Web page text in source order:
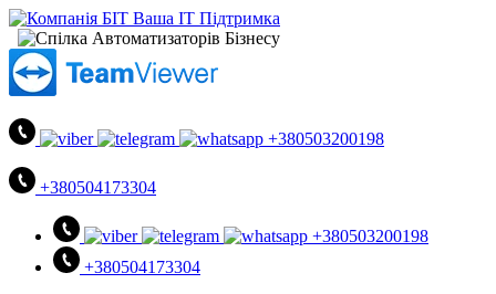
+380503200198
+380504173304
+380503200198
+380504173304